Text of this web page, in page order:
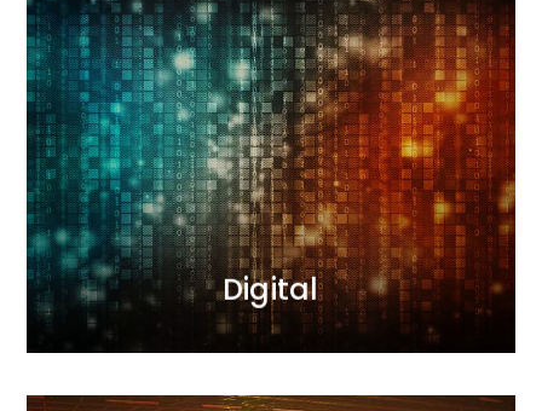
Digital
Digital
Realizujemy projekty internetowe w oparciu o
najwyższe standardy i najnowsze rozwiązania
marketingowe. Budujemy Twój wizerunek w sieci od
stworzenia strony www po kompleksowe kampanie
leadowo - sprzedażowe.
CZYTAJ WIĘCEJ